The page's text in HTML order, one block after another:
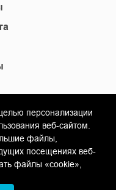
ООО «Гамма
персонализации
веб-сайтом.
файлы,
посещениях веб-
файлы «cookie»,